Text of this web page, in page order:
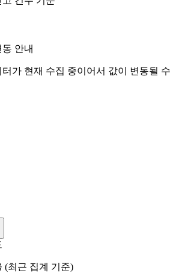
안내
가 현재 수집 중이어서 값이 변동될 수
(최근 집계 기준)